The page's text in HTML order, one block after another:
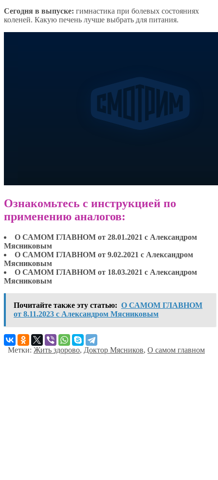
Сегодня в выпуске: гимнастика при болевых состояниях
коленей. Какую печень лучше выбрать для питания.
Ознакомьтесь с инструкцией по
применению аналогов:
О САМОМ ГЛАВНОМ от 28.01.2021 с Александром
Мясниковым
О САМОМ ГЛАВНОМ от 9.02.2021 с Александром
Мясниковым
О САМОМ ГЛАВНОМ от 18.03.2021 с Александром
Мясниковым
Почитайте также эту статью: О САМОМ ГЛАВНОМ
от 8.11.2023 с Александром Мясниковым
Метки: Жить здорово, Доктор Мясников, О самом главном